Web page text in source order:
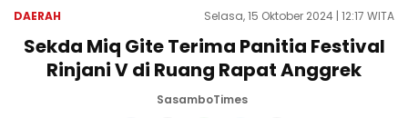
DAERAH Selasa, 15 Oktober 2024 | 12:17 WITA
Sekda Miq Gite Terima Panitia Festival
Rinjani V di Ruang Rapat Anggrek
SasamboTimes